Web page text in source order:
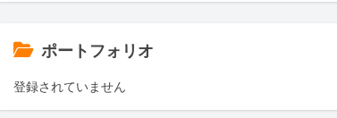
ポートフォリオ
登録されていません